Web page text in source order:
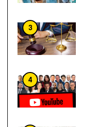
3
4